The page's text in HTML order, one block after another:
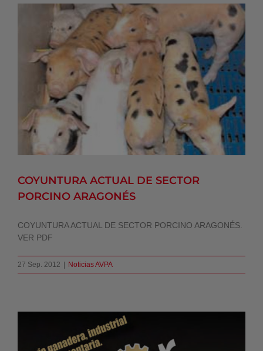
COYUNTURA ACTUAL DE SECTOR
PORCINO ARAGONÉS
Noticias AVPA
COYUNTURA ACTUAL DE SECTOR
PORCINO ARAGONÉS
COYUNTURA ACTUAL DE SECTOR PORCINO ARAGONÉS.
VER PDF
27 Sep. 2012 Noticias AVPA